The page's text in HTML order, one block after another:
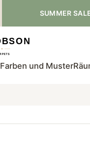
SUMMER
Farben und Muster